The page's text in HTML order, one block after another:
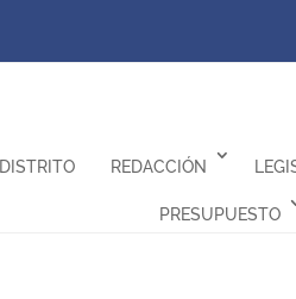
DISTRITO REDACCIÓN
PRESUPUESTO